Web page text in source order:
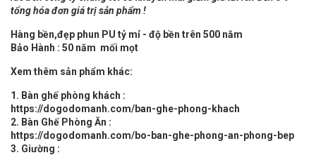
tổng hóa đơn giá trị sản phẩm !
Hàng bền,đẹp phun PU tỷ mỉ - độ bền trên 500 năm
Bảo Hành : 50 năm mối mọt
Xem thêm sản phẩm khác:
1. Bàn ghế phòng khách :
https://dogodomanh.com/ban-ghe-phong-khach
2. Bàn Ghế Phòng Ăn :
https://dogodomanh.com/bo-ban-ghe-phong-an-phong-bep
3. Giường :